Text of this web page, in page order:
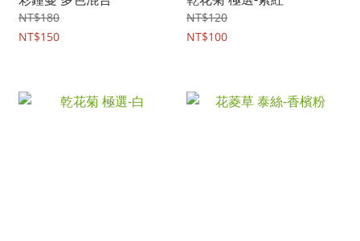
NT$180
NT$150
NT$120
NT$100